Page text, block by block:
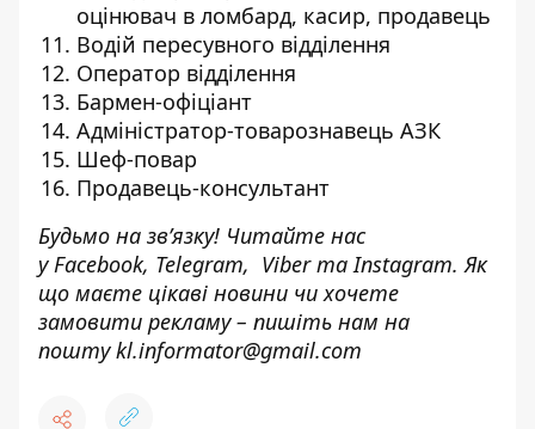
оцінювач в ломбард, касир, продавець
Водій пересувного відділення
Оператор відділення
Бармен-офіціант
Адміністратор-товарознавець АЗК
Шеф-повар
Продавець-консультант
Будьмо на зв’язку! Читайте нас
уFacebook, Telegram, ViberтаInstagram. Як
що маєте цікаві новини чи хочете
замовити рекламу – пишіть нам на
поштуkl.informator@gmail.com